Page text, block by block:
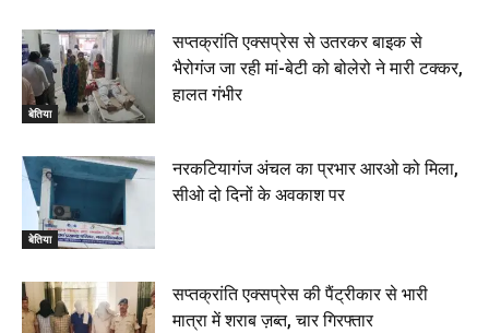
बेतिया
सप्तक्रांति एक्सप्रेस से उतरकर बाइक से
भैरोगंज जा रही मां-बेटी को बोलेरो ने मारी टक्कर,
हालत गंभीर
बेतिया
नरकटियागंज अंचल का प्रभार आरओ को मिला,
सीओ दो दिनों के अवकाश पर
सप्तक्रांति एक्सप्रेस की पैंट्रीकार से भारी
मात्रा में शराब ज़ब्त, चार गिरफ्तार